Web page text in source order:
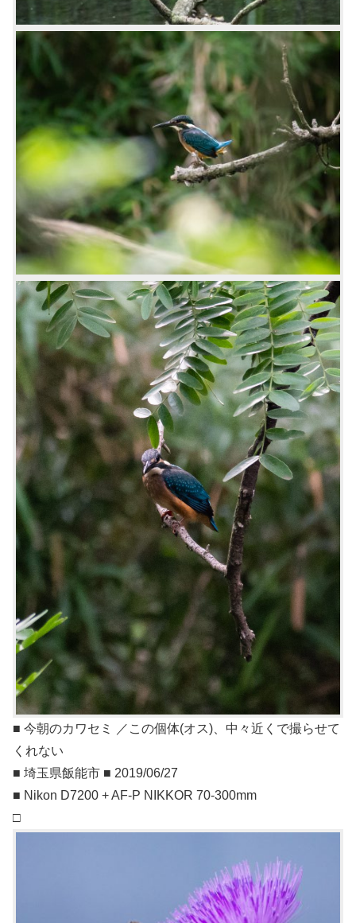
■ 今朝のカワセミ ／この個体(オス)、中々近くで撮らせて
くれない
■ 埼玉県飯能市 ■ 2019/06/27
■ Nikon D7200 + AF-P NIKKOR 70-300mm
□